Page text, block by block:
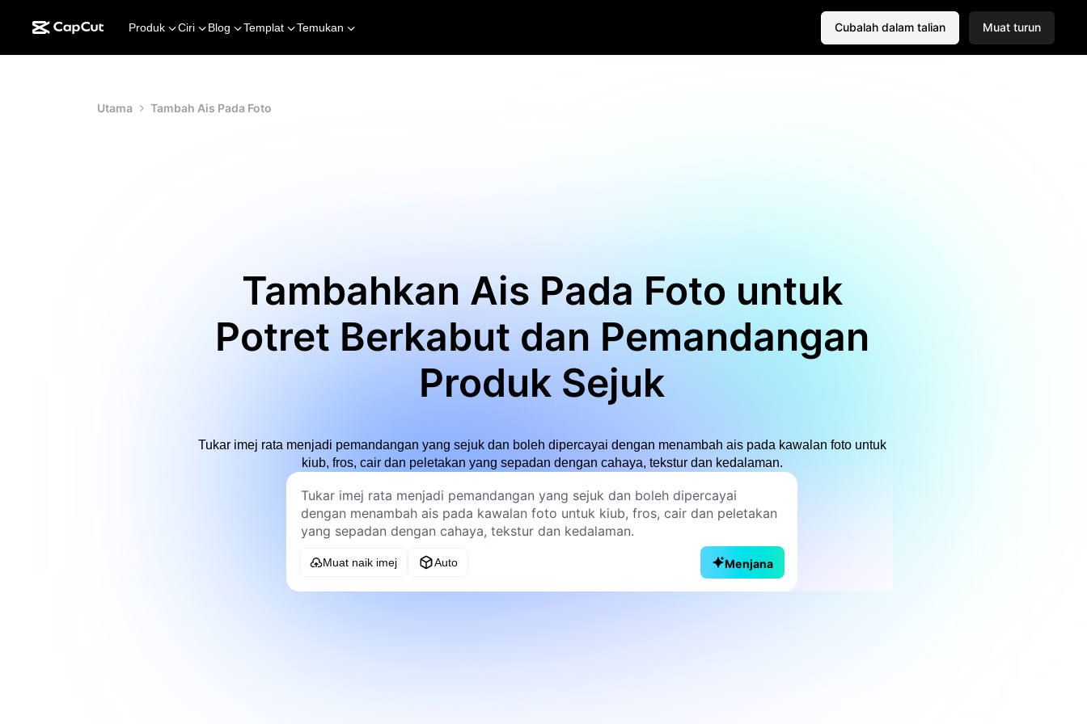
Produk Ciri Blog Templat Temukan Cubalah dalam talian Muat turun
Utama Tambah Ais Pada Foto
Tambahkan Ais Pada Foto untuk
Potret Berkabut dan Pemandangan
Produk Sejuk
Tukar imej rata menjadi pemandangan yang sejuk dan boleh dipercayai dengan menambah ais pada kawalan foto untuk
kiub, fros, cair dan peletakan yang sepadan dengan cahaya, tekstur dan kedalaman.
Muat naik imej Auto Menjana